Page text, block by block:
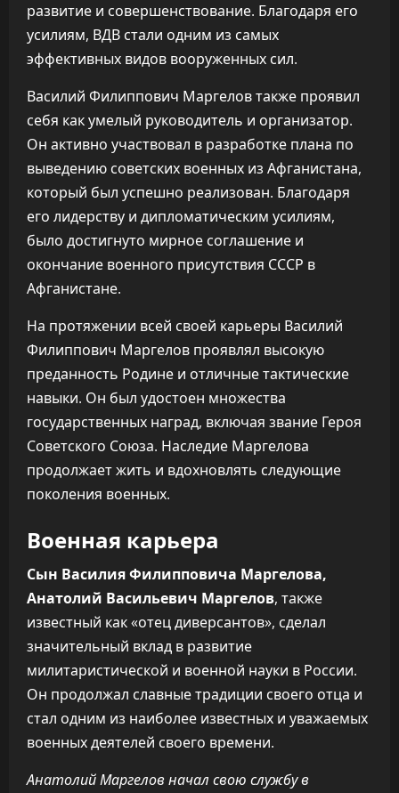
развитие и совершенствование. Благодаря его
усилиям, ВДВ стали одним из самых
эффективных видов вооруженных сил.
Василий Филиппович Маргелов также проявил
себя как умелый руководитель и организатор.
Он активно участвовал в разработке плана по
выведению советских военных из Афганистана,
который был успешно реализован. Благодаря
его лидерству и дипломатическим усилиям,
было достигнуто мирное соглашение и
окончание военного присутствия СССР в
Афганистане.
На протяжении всей своей карьеры Василий
Филиппович Маргелов проявлял высокую
преданность Родине и отличные тактические
навыки. Он был удостоен множества
государственных наград, включая звание Героя
Советского Союза. Наследие Маргелова
продолжает жить и вдохновлять следующие
поколения военных.
Военная карьера
Сын Василия Филипповича Маргелова,
Анатолий Васильевич Маргелов, также
известный как «отец диверсантов», сделал
значительный вклад в развитие
милитаристической и военной науки в России.
Он продолжал славные традиции своего отца и
стал одним из наиболее известных и уважаемых
военных деятелей своего времени.
Анатолий Маргелов начал свою службу в